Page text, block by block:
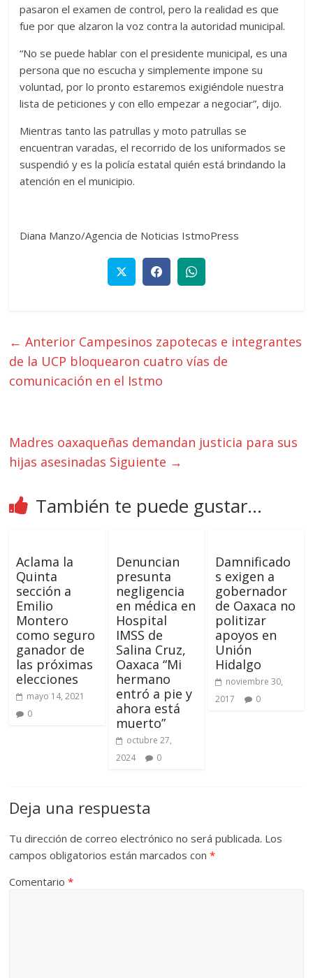
pasaron el examen de control, pero la realidad es que
fue por que alzaron la voz contra la autoridad municipal.
“No se puede hablar con el presidente municipal, es una
persona que no escucha y simplemente impone su
voluntad, por lo pronto estaremos exigiéndole nuestra
lista de peticiones y con ello empezar a negociar”, dijo.
Mientras tanto las patrullas y moto patrullas se
encuentran varadas, el recorrido de los uniformados se
suspendió y es la policía estatal quién está brindando la
atención en el municipio.
Diana Manzo/Agencia de Noticias IstmoPress
← Anterior Campesinos zapotecas e integrantes
de la UCP bloquearon cuatro vías de
comunicación en el Istmo
Madres oaxaqueñas demandan justicia para sus
hijas asesinadas Siguiente →
También te puede gustar...
Aclama la
Quinta
sección a
Emilio
Montero
como seguro
ganador de
las próximas
elecciones
mayo 14, 2021
0
Denuncian
presunta
negligencia
en médica en
Hospital
IMSS de
Salina Cruz,
Oaxaca “Mi
hermano
entró a pie y
ahora está
muerto”
octubre 27,
2024
0
Damnificado
s exigen a
gobernador
de Oaxaca no
politizar
apoyos en
Unión
Hidalgo
noviembre 30,
2017
0
Deja una respuesta
Tu dirección de correo electrónico no será publicada. Los
campos obligatorios están marcados con*
Comentario*